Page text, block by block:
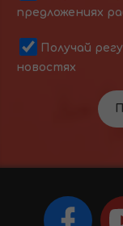
предложениях
Получай
новостях